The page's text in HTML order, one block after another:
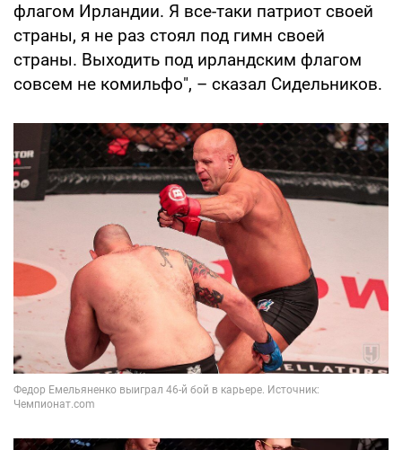
флагом Ирландии. Я все-таки патриот своей
страны, я не раз стоял под гимн своей
страны. Выходить под ирландским флагом
совсем не комильфо", – сказал Сидельников.